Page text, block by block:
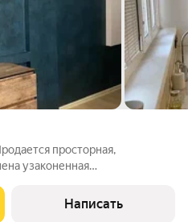
просторная,
узаконенная
и клaдовая
встрoеннoй тeхникoй:
Написать